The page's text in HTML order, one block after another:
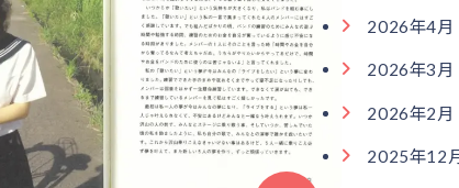
2026年4月
2026年3月
2026年2月
2025年12